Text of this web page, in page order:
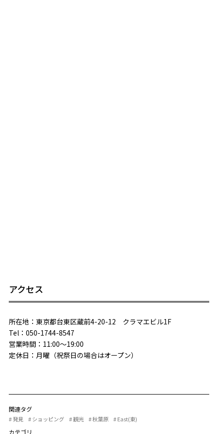
アクセス
所在地：東京都台東区蔵前4-20-12 クラマエビル1F
Tel：050-1744-8547
営業時間：11:00〜19:00
定休日：月曜（祝祭日の場合はオープン）
関連タグ
# 発見 # ショッピング # 観光 # 秋葉原 # East(東)
カテゴリ